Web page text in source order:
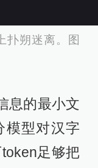
扑朔迷离。图
息的最小文
模型对汉字
足够把